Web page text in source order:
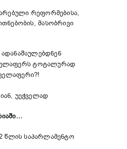
რეფორმებისა,
მასობრივი
ტოტალურად
უეჭველად
წლის საპარლამენტო